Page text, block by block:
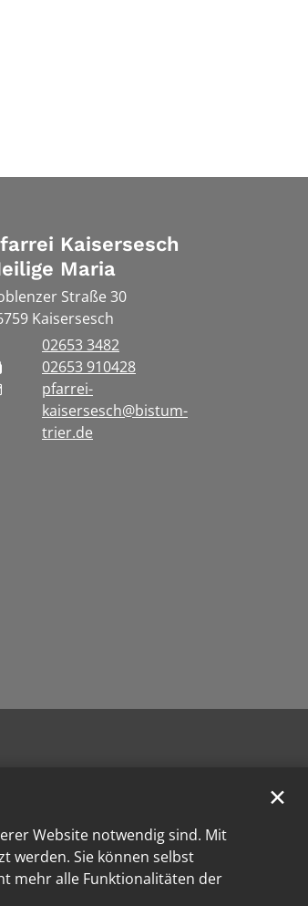
Website notwendig sind. Mit
werden. Sie können selbst
mehr alle Funktionalitäten der
✕
Kaisersesch
Maria
Straße 30
Kaisersesch
02653 3482
02653 910428
pfarrei-
kaisersesch@bistum-
trier.de